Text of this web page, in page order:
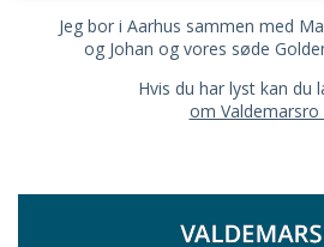
Jeg bor i Aarhus sammen med
og Johan og vores søde
Hvis du har lyst kan du
om Valdemarsro